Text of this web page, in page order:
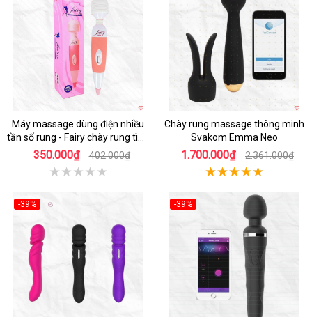
Máy massage dùng điện nhiều
tần số rung - Fairy chày rung tình
yêu siêu mạnh
350.000₫ 402.000₫
Hot
Chày rung massage thông minh
Svakom Emma Neo
1.700.000₫ 2.361.000₫
-39%
-39%